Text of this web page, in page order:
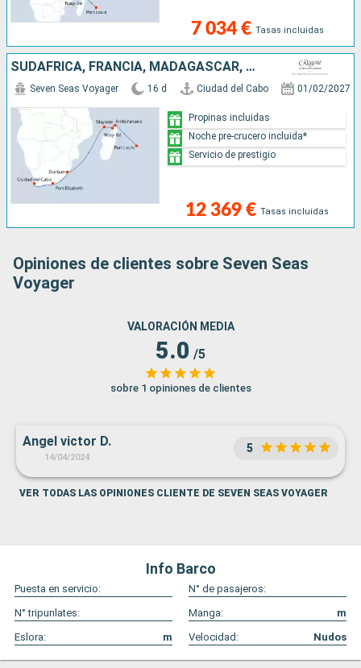
7 034 € Tasas incluidas
SUDAFRICA, FRANCIA, MADAGASCAR, MAURICE
Seven Seas Voyager 16 d Ciudad del Cabo 01/02/2027
12 369 € Tasas incluidas
Propinas incluidas
Noche pre-crucero incluida*
Servicio de prestigio
Opiniones de clientes sobre Seven Seas
Voyager
VALORACIÓN MEDIA
5.0 /5
sobre 1 opiniones de clientes
Angel victor D.
14/04/2024
5
VER TODAS LAS OPINIONES CLIENTE DE SEVEN SEAS VOYAGER
Info Barco
Puesta en servicio:
N° de pasajeros:
N° tripunlates:
Manga:
m
Eslora:
m Velocidad: Nudos